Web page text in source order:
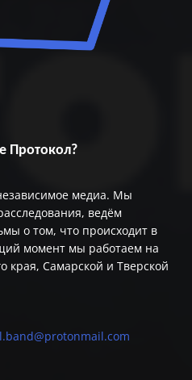
Протокол?
медиа. Мы
ведём
о том, что происходит в
момент мы работаем на
края, Самарской и Тверской